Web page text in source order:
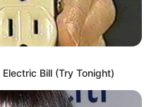
Bill (Try Tonight)